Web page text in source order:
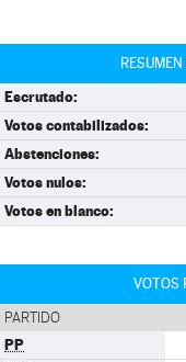
Escrutado:
Votos contabilizados:
Abstenciones:
Votos nulos:
Votos en blanco:
VOTOS
PARTIDO
PP